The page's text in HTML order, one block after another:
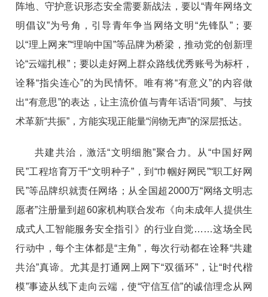
阵地、守护意识形态安全需要新战法，要以“青年网络文
明倡议”为号角，引导青年争当网络文明“先锋队”；要
以“理上网来”“理响中国”等品牌为桥梁，推动党的创新理
论“云端扎根”；要以走好网上群众路线优秀账号为标杆，
诠释“指尖连心”的为民情怀。唯有将“有意义”的内容做
出“有意思”的表达，让主流价值与青年话语“同频”、与技
术革新“共振”，方能实现正能量“润物无声”的深层抵达。
共建共治，激活“文明细胞”聚合力。从“中国好网
民”工程培育万千“文明种子”，到“巾帼好网民”“职工好网
民”等品牌织就责任网络；从全国超2000万“网络文明志
愿者”注册量到超60家机构联合发布《向未成年人提供生
成式人工智能服务安全指引》的行业自觉……这场全民
行动中，每个主体都是“主角”，每次行动都在诠释“共建
共治”真谛。尤其是打通网上网下“双循环”，让“时代楷
模”事迹从线下走向云端，使“守信互信”的诚信理念从网